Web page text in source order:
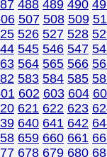
488 489 490
507 508 509
526 527 528
545 546 547
564 565 566
583 584 585
602 603 604
621 622 623
640 641 642
659 660 661
678 679 680